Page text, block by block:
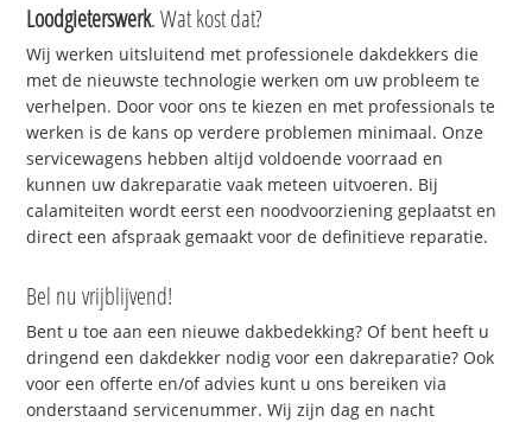
Loodgieterswerk. Wat kost dat?
Wij werken uitsluitend met professionele dakdekkers die
met de nieuwste technologie werken om uw probleem te
verhelpen. Door voor ons te kiezen en met professionals te
werken is de kans op verdere problemen minimaal. Onze
servicewagens hebben altijd voldoende voorraad en
kunnen uw dakreparatie vaak meteen uitvoeren. Bij
calamiteiten wordt eerst een noodvoorziening geplaatst en
direct een afspraak gemaakt voor de definitieve reparatie.
Bel nu vrijblijvend!
Bent u toe aan een nieuwe dakbedekking? Of bent heeft u
dringend een dakdekker nodig voor een dakreparatie? Ook
voor een offerte en/of advies kunt u ons bereiken via
onderstaand servicenummer. Wij zijn dag en nacht